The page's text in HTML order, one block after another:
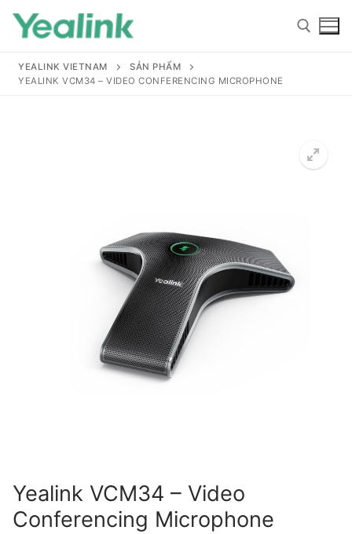
Tài liệu hướng dẫn
Tài liệu hướng dẫn
YEALINK VIETNAM
SẢN PHẨM
YEALINK VCM34 – VIDEO CONFERENCING MICROPHONE
Yealink VCM34 – Video
Conferencing Microphone